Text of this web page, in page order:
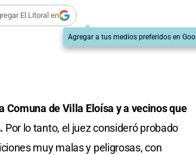
El Litoral en
Agregar a tus medios preferidos en
Comuna de Villa Eloísa y a vecinos que
Por lo tanto, el juez consideró probado
muy malas y peligrosas, con